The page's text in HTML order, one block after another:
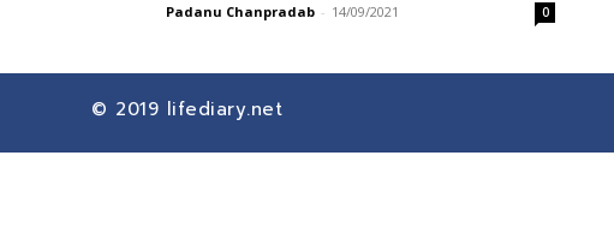
Padanu Chanpradab - 14/09/2021 0
© 2019 lifediary.net